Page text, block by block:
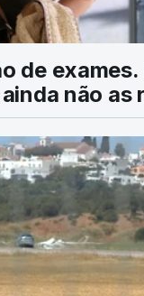
de exames.
não as